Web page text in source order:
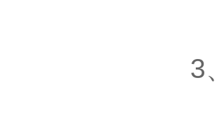
3、